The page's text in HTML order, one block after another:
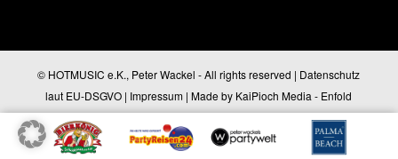
© HOTMUSIC e.K., Peter Wackel - All rights reserved | Datenschutz
laut EU-DSGVO | Impressum | Made by KaiPioch Media - Enfold
WordPress Theme by Kriesi